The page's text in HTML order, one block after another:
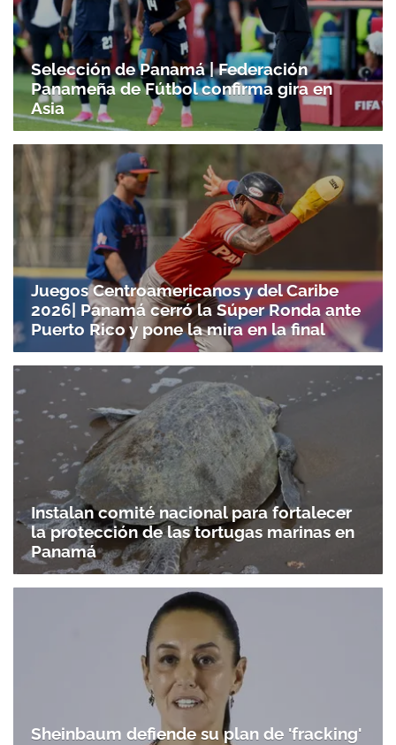
Selección de Panamá | Federación
Panameña de Fútbol confirma gira en
Asia
Juegos Centroamericanos y del Caribe
2026| Panamá cerró la Súper Ronda ante
Puerto Rico y pone la mira en la final
Instalan comité nacional para fortalecer
la protección de las tortugas marinas en
Panamá
Sheinbaum defiende su plan de 'fracking'